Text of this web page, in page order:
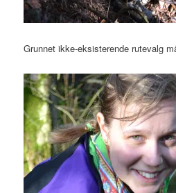
Grunnet ikke-eksisterende rutevalg